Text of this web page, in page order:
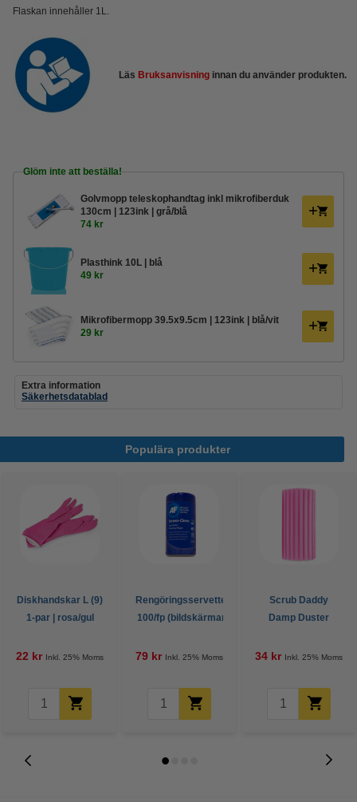
Flaskan innehåller 1L.
Läs Bruksanvisning innan du använder produkten.
Glöm inte att beställa!
Golvmopp teleskophandtag inkl mikrofiberduk
130cm | 123ink | grå/blå
74 kr
Plasthink 10L | blå
49 kr
Mikrofibermopp 39.5x9.5cm | 123ink | blå/vit
29 kr
Extra information
Säkerhetsdatablad
Populära produkter
Diskhandskar L (9)
1-par | rosa/gul
22 kr Inkl. 25% Moms
Rengöringsservetter
100/fp (bildskärmar)
79 kr Inkl. 25% Moms
Scrub Daddy
Damp Duster
34 kr Inkl. 25% Moms